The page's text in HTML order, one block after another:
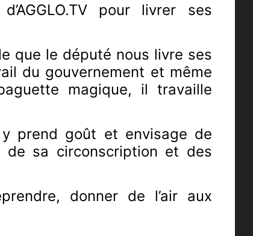
pour livrer ses
que le député nous livre ses
du gouvernement et même
magique, il travaille
prend goût et envisage de
de sa circonscription et des
donner de l’air aux